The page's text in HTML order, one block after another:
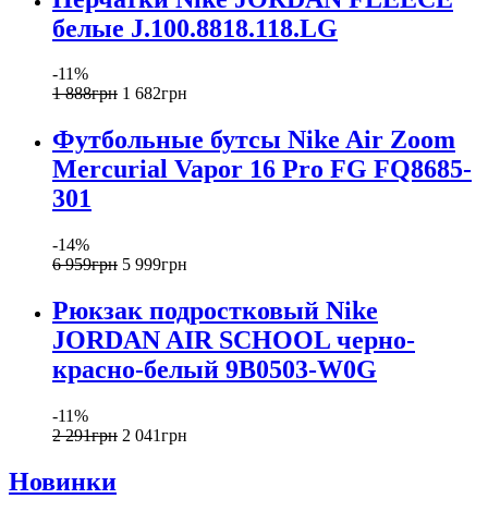
белые J.100.8818.118.LG
-11%
1 888грн 1 682грн
Футбольные бутсы Nike Air Zoom
Mercurial Vapor 16 Pro FG FQ8685-
301
-14%
6 959грн 5 999грн
Рюкзак подростковый Nike
JORDAN AIR SCHOOL черно-
красно-белый 9B0503-W0G
-11%
2 291грн 2 041грн
Новинки